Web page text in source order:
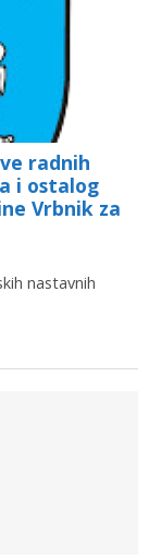
radnih
i ostalog
Vrbnik za
nastavnih